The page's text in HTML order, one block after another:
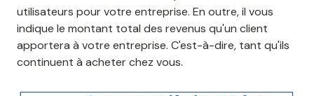
utilisateurs pour votre entreprise. En outre, il vous
indique le montant total des revenus qu'un client
apportera à votre entreprise. C'est-à-dire, tant qu'ils
continuent à acheter chez vous.